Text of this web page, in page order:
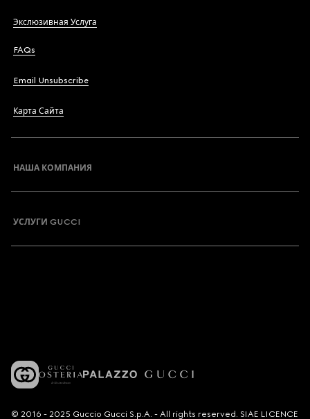
Экслюзивная Услуга
FAQs
Email Unsubscribe
Карта Сайта
НАША КОМПАНИЯ
УСЛУГИ GUCCI
© 2016 - 2025 Guccio Gucci S.p.A. - All rights reserved. SIAE LICENCE